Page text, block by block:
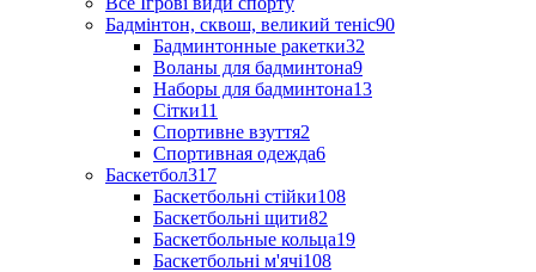
Бадмінтон, сквош, великий теніс90
Бадминтонные ракетки32
Воланы для бадминтона9
Наборы для бадминтона13
Сітки11
Спортивне взуття2
Спортивная одежда6
Баскетбол317
Баскетбольні стійки108
Баскетбольні щити82
Баскетбольные кольца19
Баскетбольні м'ячі108